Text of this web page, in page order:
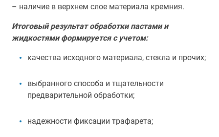
– наличие в верхнем слое материала кремния.
Итоговый результат обработки пастами и
жидкостями формируется с учетом:
качества исходного материала, стекла и прочих;
выбранного способа и тщательности
предварительной обработки;
надежности фиксации трафарета;